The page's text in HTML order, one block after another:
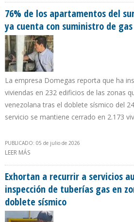
76% de los apartamentos del
ya cuenta con suministro de gas
La empresa Domegas reporta que ha
viviendas en 232 edificios de las zonas
venezolana tras el doblete sísmico del
servicio se mantiene cerrado en 2.173
PUBLICADO: 05 de julio de 2026
LEER MÁS
Exhortan a recurrir a servicios
inspección de tuberías gas en
doblete sísmico